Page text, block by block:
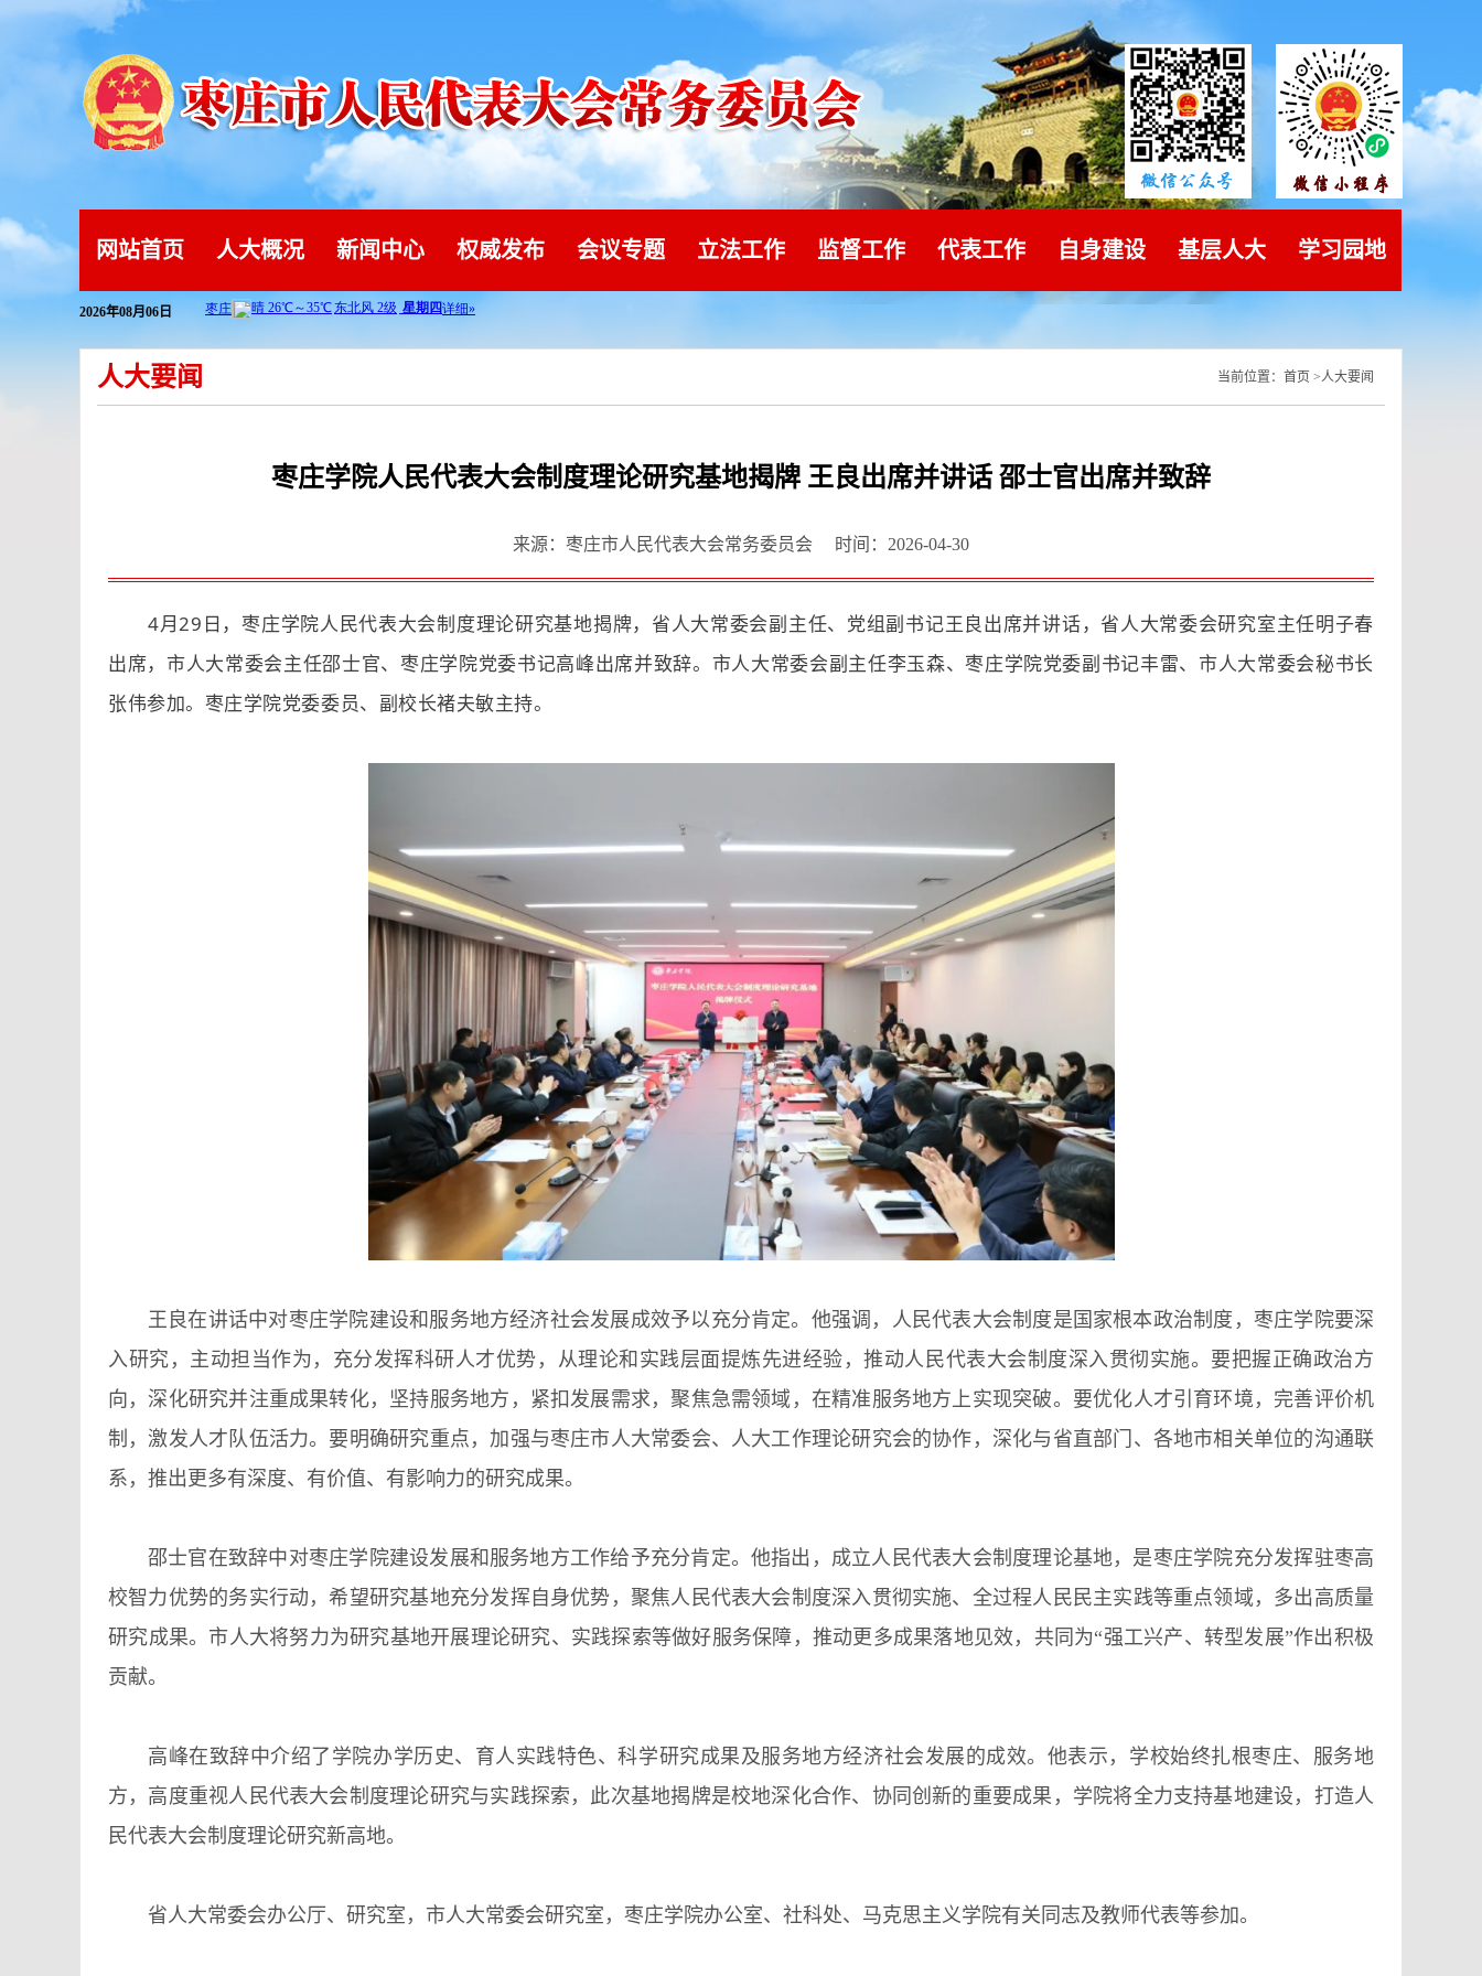
网站首页 人大概况 新闻中心 权威发布 会议专题 立法工作 监督工作 代表工作 自身建设 基层人大 学习园地
2026年08月06日
人大要闻 当前位置： 首页 >人大要闻
枣庄学院人民代表大会制度理论研究基地揭牌 王良出席并讲话 邵士官出席并致辞
来源：枣庄市人民代表大会常务委员会 时间：2026-04-30
4月29日，枣庄学院人民代表大会制度理论研究基地揭牌，省人大常委会副主任、党组副书记王良出席并讲话，省人大常委会研究室主任明子春
出席，市人大常委会主任邵士官、枣庄学院党委书记高峰出席并致辞。市人大常委会副主任李玉森、枣庄学院党委副书记丰雷、市人大常委会秘书长
张伟参加。枣庄学院党委委员、副校长褚夫敏主持。
王良在讲话中对枣庄学院建设和服务地方经济社会发展成效予以充分肯定。他强调，人民代表大会制度是国家根本政治制度，枣庄学院要深
入研究，主动担当作为，充分发挥科研人才优势，从理论和实践层面提炼先进经验，推动人民代表大会制度深入贯彻实施。要把握正确政治方
向，深化研究并注重成果转化，坚持服务地方，紧扣发展需求，聚焦急需领域，在精准服务地方上实现突破。要优化人才引育环境，完善评价机
制，激发人才队伍活力。要明确研究重点，加强与枣庄市人大常委会、人大工作理论研究会的协作，深化与省直部门、各地市相关单位的沟通联
系，推出更多有深度、有价值、有影响力的研究成果。
邵士官在致辞中对枣庄学院建设发展和服务地方工作给予充分肯定。他指出，成立人民代表大会制度理论基地，是枣庄学院充分发挥驻枣高
校智力优势的务实行动，希望研究基地充分发挥自身优势，聚焦人民代表大会制度深入贯彻实施、全过程人民民主实践等重点领域，多出高质量
研究成果。市人大将努力为研究基地开展理论研究、实践探索等做好服务保障，推动更多成果落地见效，共同为“强工兴产、转型发展”作出积极
贡献。
高峰在致辞中介绍了学院办学历史、育人实践特色、科学研究成果及服务地方经济社会发展的成效。他表示，学校始终扎根枣庄、服务地
方，高度重视人民代表大会制度理论研究与实践探索，此次基地揭牌是校地深化合作、协同创新的重要成果，学院将全力支持基地建设，打造人
民代表大会制度理论研究新高地。
省人大常委会办公厅、研究室，市人大常委会研究室，枣庄学院办公室、社科处、马克思主义学院有关同志及教师代表等参加。